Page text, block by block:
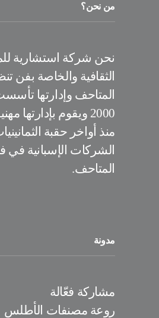
من نحن؟
نحن شركة استشارية
الثقافية والخاصة بفن
المتاحف وإدارتها
2000 ويقوم بإدارتها
منذ أواخر حقبة
الشركات الإسبانية في
المتاحف.
مدونة
مشاركة فعّالة
روعة مصنفات الأطلس